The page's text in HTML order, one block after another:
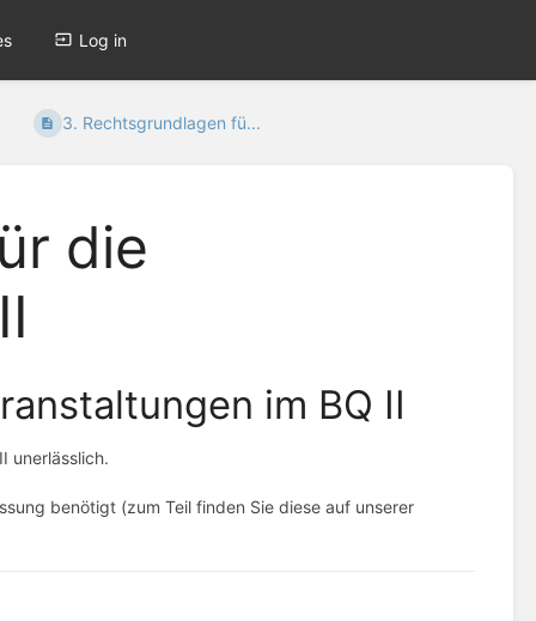
Log in
3. Rechtsgrundlagen fü...
die
im BQ II
unerlässlich.
benötigt (zum Teil finden Sie diese auf unserer